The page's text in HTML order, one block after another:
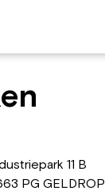
11 B
PG GELDROP